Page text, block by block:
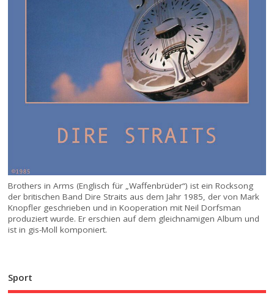
Brothers in Arms (Englisch für „Waffenbrüder“) ist ein Rocksong
der britischen Band Dire Straits aus dem Jahr 1985, der von Mark
Knopfler geschrieben und in Kooperation mit Neil Dorfsman
produziert wurde. Er erschien auf dem gleichnamigen Album und
ist in gis-Moll komponiert.
Sport